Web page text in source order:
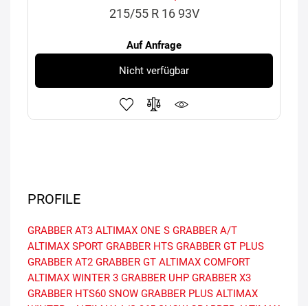
215/55 R 16 93V
Auf Anfrage
Nicht verfügbar
PROFILE
GRABBER AT3 ALTIMAX ONE S GRABBER A/T
ALTIMAX SPORT GRABBER HTS GRABBER GT PLUS
GRABBER AT2 GRABBER GT ALTIMAX COMFORT
ALTIMAX WINTER 3 GRABBER UHP GRABBER X3
GRABBER HTS60 SNOW GRABBER PLUS ALTIMAX